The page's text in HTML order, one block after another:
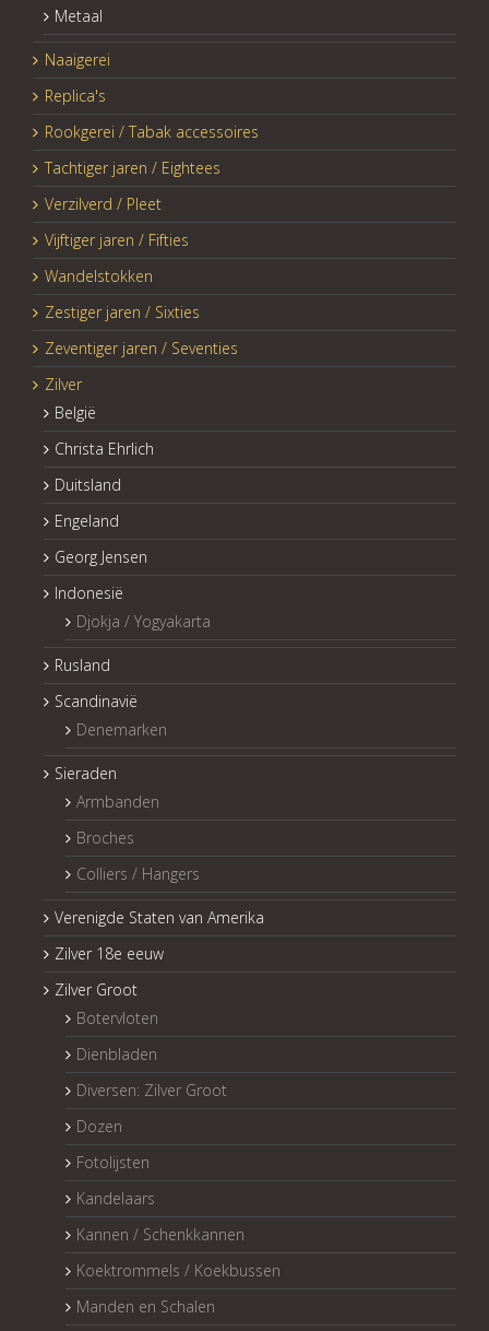
Metaal
Naaigerei
Replica's
Rookgerei / Tabak accessoires
Tachtiger jaren / Eightees
Verzilverd / Pleet
Vijftiger jaren / Fifties
Wandelstokken
Zestiger jaren / Sixties
Zeventiger jaren / Seventies
Zilver
België
Christa Ehrlich
Duitsland
Engeland
Georg Jensen
Indonesië
Djokja / Yogyakarta
Rusland
Scandinavië
Denemarken
Sieraden
Armbanden
Broches
Colliers / Hangers
Verenigde Staten van Amerika
Zilver 18e eeuw
Zilver Groot
Botervloten
Dienbladen
Diversen: Zilver Groot
Dozen
Fotolijsten
Kandelaars
Kannen / Schenkkannen
Koektrommels / Koekbussen
Manden en Schalen